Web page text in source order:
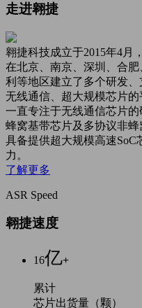
走进翱捷
翱捷科技成立于2015年4月
在北京、南京、深圳、合
利等地区建立了多个研发
无线通信、超大规模芯片
一直专注于无线通信芯片
蜂窝基带芯片及多协议非
具备提供超大规模高速
力。
了解更多
ASR Speed
翱捷速度
16亿+
累计
芯片出货量（颗）